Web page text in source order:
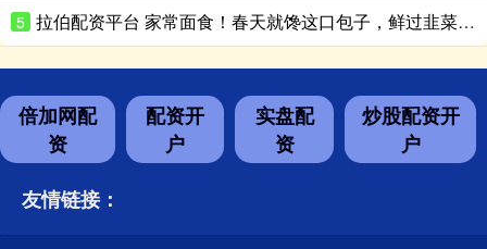
5 拉伯配资平台 家常面食！春天就馋这口包子，鲜过韭菜，清爽鲜香，鲜到停不了嘴
倍加网配
资
配资开
户
实盘配
资
炒股配资开
户
友情链接：